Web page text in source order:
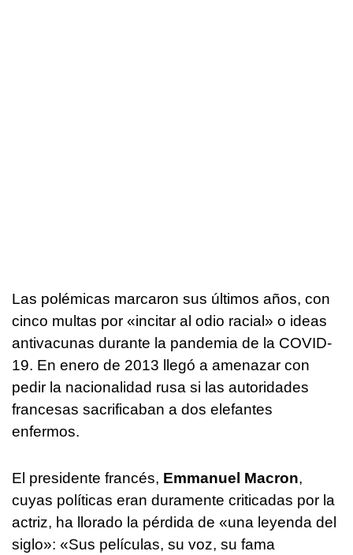
Las polémicas marcaron sus últimos años, con
cinco multas por «incitar al odio racial» o ideas
antivacunas durante la pandemia de la COVID-
19. En enero de 2013 llegó a amenazar con
pedir la nacionalidad rusa si las autoridades
francesas sacrificaban a dos elefantes
enfermos.
El presidente francés, Emmanuel Macron,
cuyas políticas eran duramente criticadas por la
actriz, ha llorado la pérdida de «una leyenda del
siglo»: «Sus películas, su voz, su fama